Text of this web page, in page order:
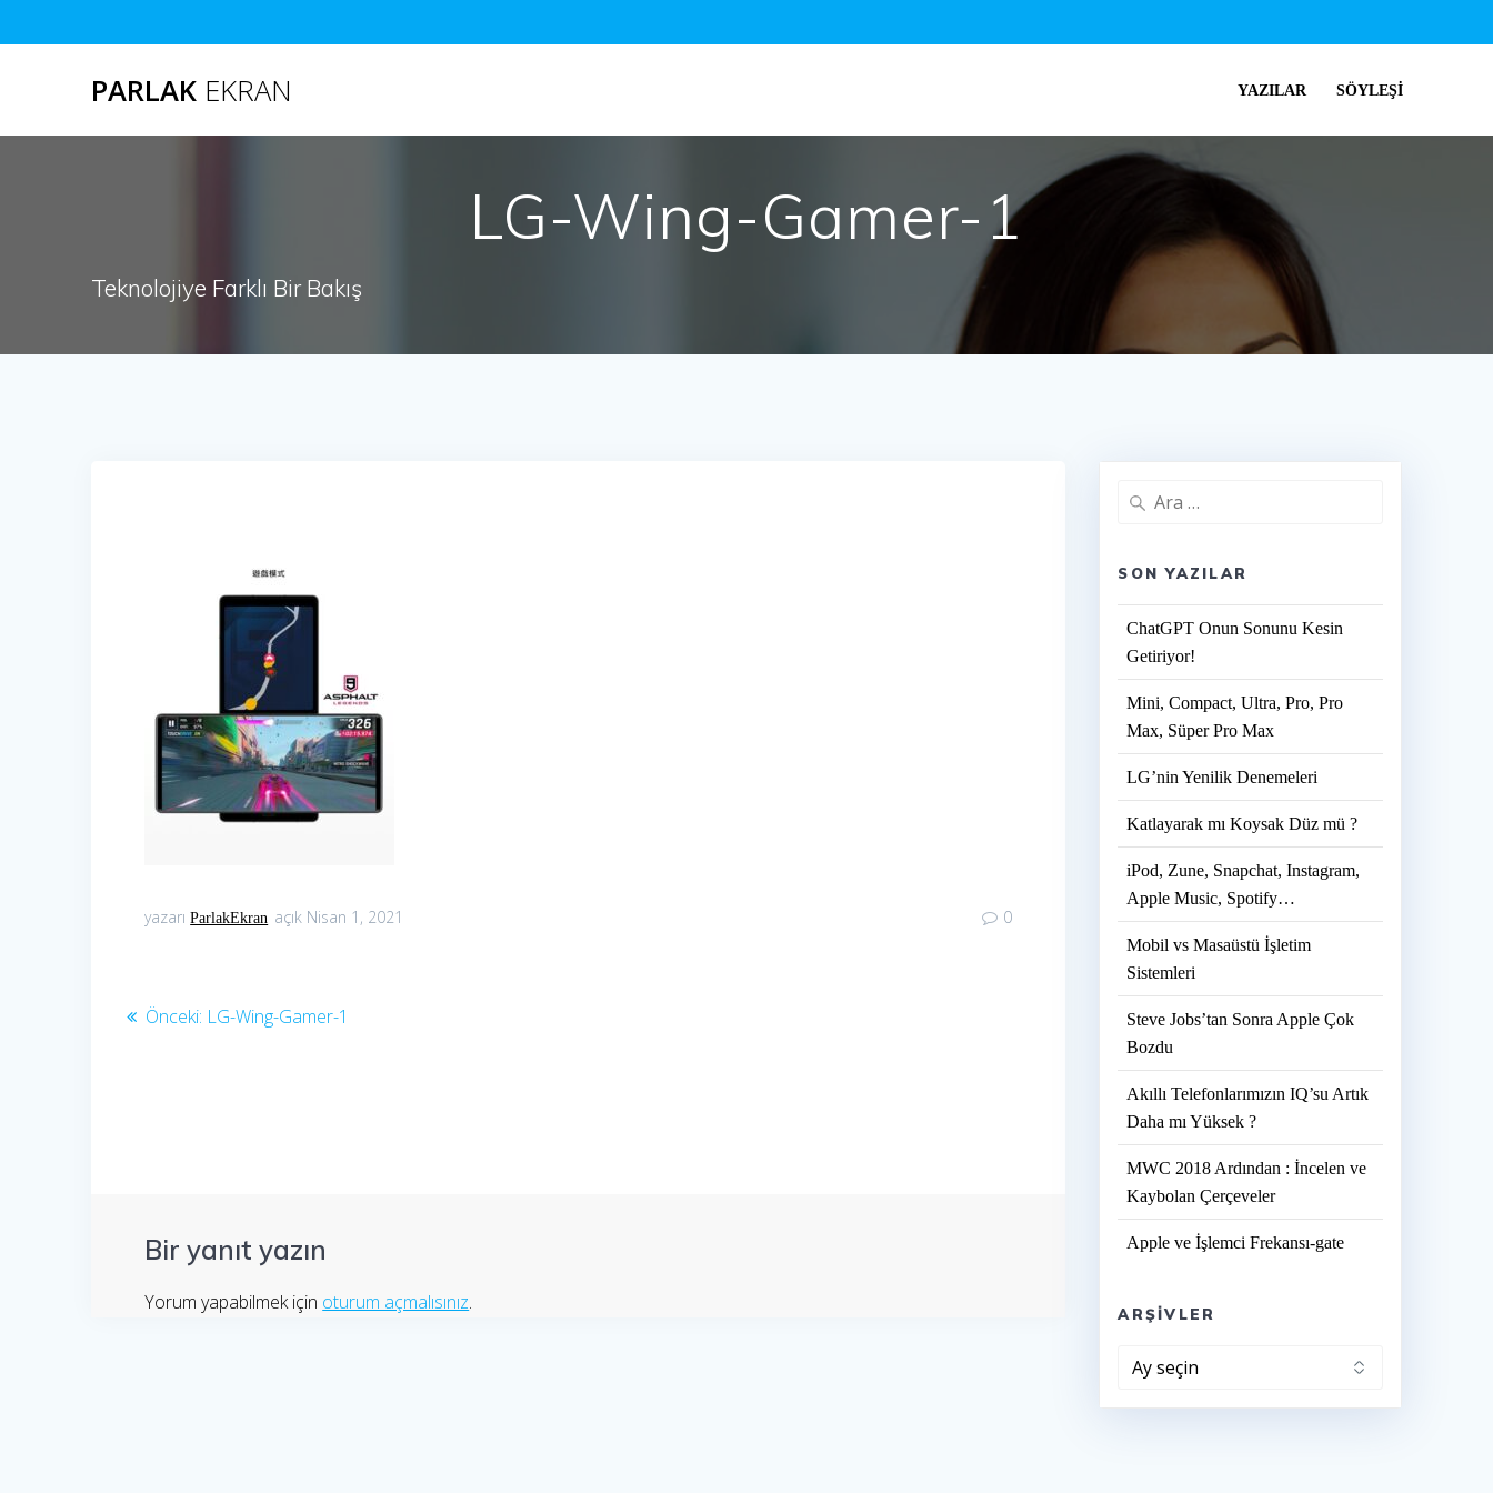
to
PARLAK EKRAN YAZILAR SÖYLEŞI
LG-Wing-Gamer-1
Teknolojiye Farklı Bir Bakış
yazarıParlakEkran açık Nisan 1, 2021 0
YazıÖnceki: Önceki
LG-Wing-Gamer-1
Bir yanıt yazın
Yorum yapabilmek için oturum açmalısınız.
Arama:
SON YAZILAR
ChatGPT Onun Sonunu Kesin
Getiriyor!
Mini, Compact, Ultra, Pro, Pro
Max, Süper Pro Max
LG’nin Yenilik Denemeleri
Katlayarak mı Koysak Düz mü ?
iPod, Zune, Snapchat, Instagram,
Apple Music, Spotify…
Mobil vs Masaüstü İşletim
Sistemleri
Steve Jobs’tan Sonra Apple Çok
Bozdu
Akıllı Telefonlarımızın IQ’su Artık
Daha mı Yüksek ?
MWC 2018 Ardından : İncelen ve
Kaybolan Çerçeveler
Apple ve İşlemci Frekansı-gate
ARŞIVLER
Arşivler